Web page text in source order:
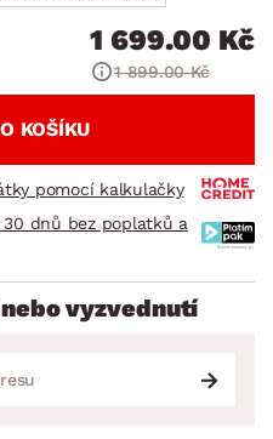
1 699.00 Kč
1 899.00 Kč
KOŠÍKU
pomocí kalkulačky
dnů bez poplatků a
vyzvednutí